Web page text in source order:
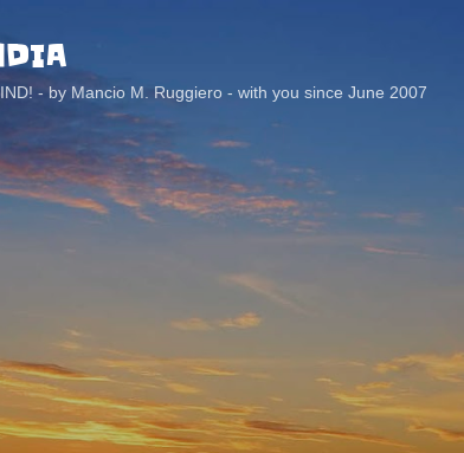
- by Mancio M. Ruggiero - with you since June 2007